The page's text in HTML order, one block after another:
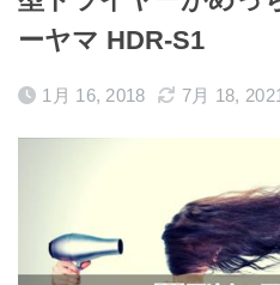
ーヤマ HDR-S1
1月 16, 2018 7月 18, 2021